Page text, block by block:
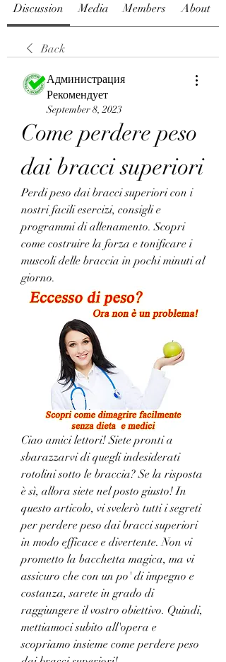
Discussion Media Members About
Back
Администрация
Рекомендует
September 8, 2023
Come perdere peso
dai bracci superiori
Perdi peso dai bracci superiori con i
nostri facili esercizi, consigli e
programmi di allenamento. Scopri
come costruire la forza e tonificare i
muscoli delle braccia in pochi minuti al
giorno.
Ciao amici lettori! Siete pronti a
sbarazzarvi di quegli indesiderati
rotolini sotto le braccia? Se la risposta
è sì, allora siete nel posto giusto! In
questo articolo, vi svelerò tutti i segreti
per perdere peso dai bracci superiori
in modo efficace e divertente. Non vi
prometto la bacchetta magica, ma vi
assicuro che con un po' di impegno e
costanza, sarete in grado di
raggiungere il vostro obiettivo. Quindi,
mettiamoci subito all'opera e
scopriamo insieme come perdere peso